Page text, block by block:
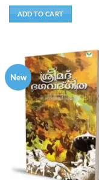
ADD TO CART
New